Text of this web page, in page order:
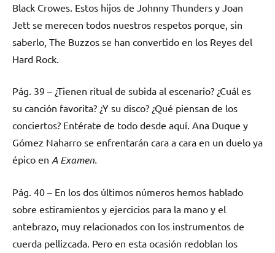
Black Crowes. Estos hijos de Johnny Thunders y Joan
Jett se merecen todos nuestros respetos porque, sin
saberlo, The Buzzos se han convertido en los Reyes del
Hard Rock.
Pág. 39 – ¿Tienen ritual de subida al escenario? ¿Cuál es
su canción favorita? ¿Y su disco? ¿Qué piensan de los
conciertos? Entérate de todo desde aquí. Ana Duque y
Gómez Naharro se enfrentarán cara a cara en un duelo ya
épico en A Examen.
Pág. 40 – En los dos últimos números hemos hablado
sobre estiramientos y ejercicios para la mano y el
antebrazo, muy relacionados con los instrumentos de
cuerda pellizcada. Pero en esta ocasión redoblan los